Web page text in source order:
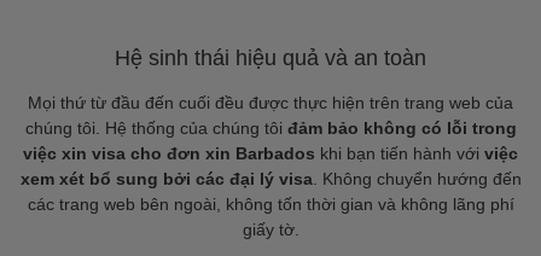
Hệ sinh thái hiệu quả và an toàn
Mọi thứ từ đầu đến cuối đều được thực hiện trên trang web của
chúng tôi. Hệ thống của chúng tôi đảm bảo không có lỗi trong
việc xin visa cho đơn xin Barbados khi bạn tiến hành với việc
xem xét bổ sung bởi các đại lý visa. Không chuyển hướng đến
các trang web bên ngoài, không tốn thời gian và không lãng phí
giấy tờ.